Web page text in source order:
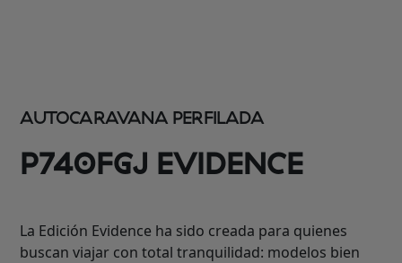
AUTOCARAVANA PERFILADA
P740FGJ EVIDENCE
La Edición Evidence ha sido creada para quienes
buscan viajar con total tranquilidad: modelos bien